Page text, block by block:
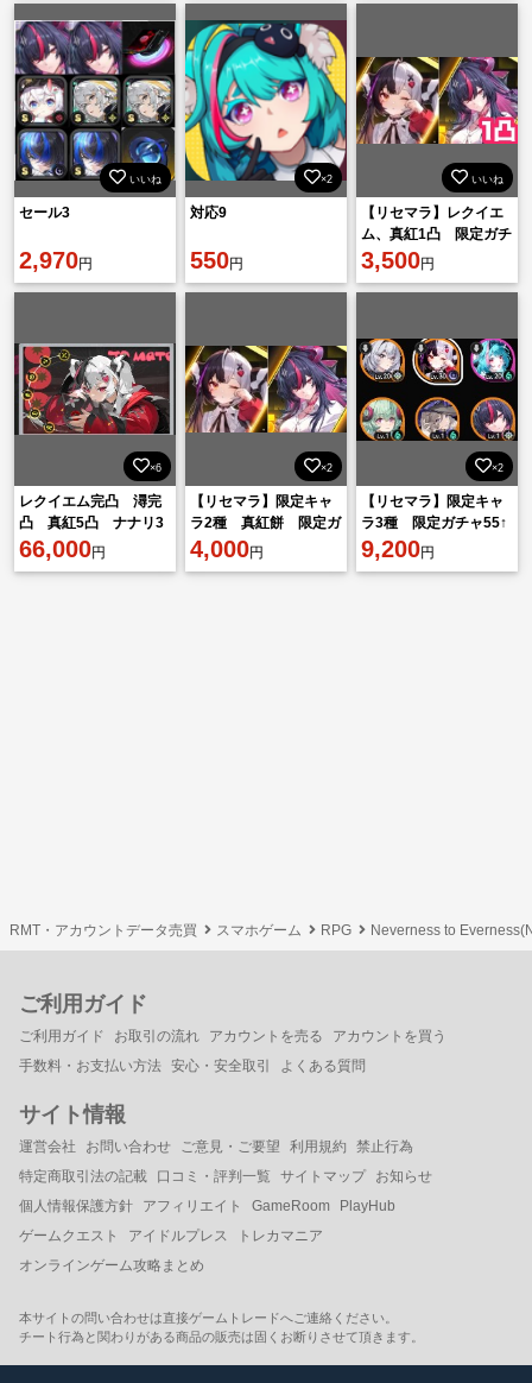
いいね
セール3
2,970円
×2
対応9
550円
いいね
【リセマラ】レクイエ
ム、真紅1凸 限定ガチ
ャ22↑
3,500円
×6
レクイエム完凸 潯完
凸 真紅5凸 ナナリ3
凸 イロヒ1凸
66,000円
×2
【リセマラ】限定キャ
ラ2種 真紅餅 限定ガ
チャ25↑
4,000円
×2
【リセマラ】限定キャ
ラ3種 限定ガチャ55↑
可能
9,200円
RMT・アカウントデータ売買 スマホゲーム RPG Neverness to
ご利用ガイド
ご利用ガイド お取引の流れ アカウントを売る
アカウントを買う
手数料・お支払い方法 安心・安全取引 よくある質問
サイト情報
運営会社 お問い合わせ ご意見・ご要望 利用規約
禁止行為
特定商取引法の記載
口コミ・評判一覧 サイトマップ
お知らせ
個人情報保護方針
アフィリエイト GameRoom
PlayHub
ゲームクエスト
アイドルプレス
トレカマニア
オンラインゲーム攻略まとめ
本サイトの問い合わせは直接ゲームトレードへご連絡ください。
チート行為と関わりがある商品の販売は固くお断りさせて頂きます。